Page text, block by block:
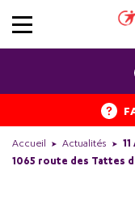
Accueil Actualités
1065 route des Tattes